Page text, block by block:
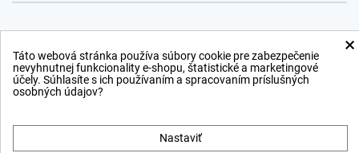
×
Táto webová stránka používa súbory cookie pre zabezpečenie
nevyhnutnej funkcionality e-shopu, štatistické a marketingové
účely. Súhlasíte s ich používaním a spracovaním príslušných
osobných údajov?
Nastaviť